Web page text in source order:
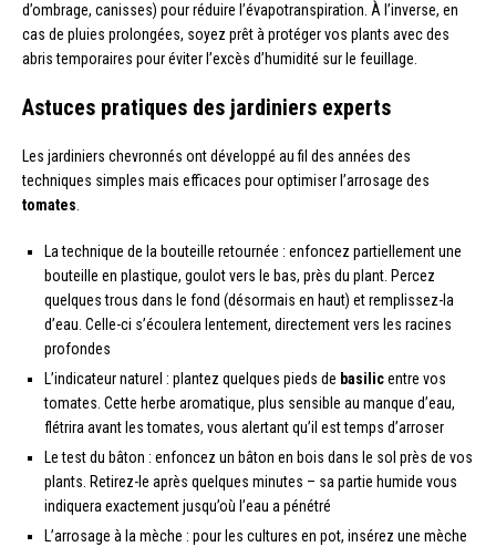
d’ombrage, canisses) pour réduire l’évapotranspiration. À l’inverse, en
cas de pluies prolongées, soyez prêt à protéger vos plants avec des
abris temporaires pour éviter l’excès d’humidité sur le feuillage.
Astuces pratiques des jardiniers experts
Les jardiniers chevronnés ont développé au fil des années des
techniques simples mais efficaces pour optimiser l’arrosage des
tomates.
La technique de la bouteille retournée : enfoncez partiellement une
bouteille en plastique, goulot vers le bas, près du plant. Percez
quelques trous dans le fond (désormais en haut) et remplissez-la
d’eau. Celle-ci s’écoulera lentement, directement vers les racines
profondes
L’indicateur naturel : plantez quelques pieds de basilicentre vos
tomates. Cette herbe aromatique, plus sensible au manque d’eau,
flétrira avant les tomates, vous alertant qu’il est temps d’arroser
Le test du bâton : enfoncez un bâton en bois dans le sol près de vos
plants. Retirez-le après quelques minutes – sa partie humide vous
indiquera exactement jusqu’où l’eau a pénétré
L’arrosage à la mèche : pour les cultures en pot, insérez une mèche